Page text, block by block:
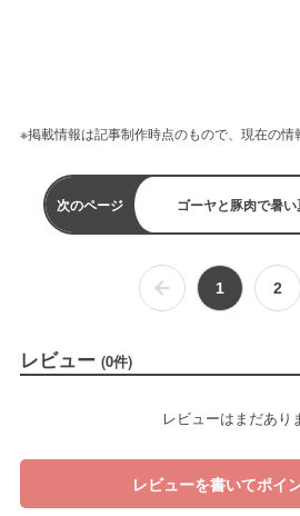
※掲載情報は記事制作時点のもので、現在の情
次のページ ゴーヤと豚肉で暑
1 2
レビュー (0件)
レビューはまだあり
レビューを書いてポイ